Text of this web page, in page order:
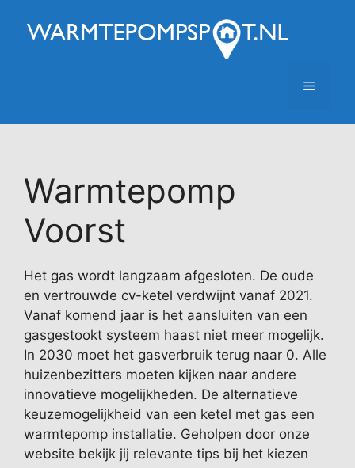
naar
Menu
Warmtepomp
Voorst
Het gas wordt langzaam afgesloten. De oude
en vertrouwde cv-ketel verdwijnt vanaf 2021.
Vanaf komend jaar is het aansluiten van een
gasgestookt systeem haast niet meer mogelijk.
In 2030 moet het gasverbruik terug naar 0. Alle
huizenbezitters moeten kijken naar andere
innovatieve mogelijkheden. De alternatieve
keuzemogelijkheid van een ketel met gas een
warmtepomp installatie. Geholpen door onze
website bekijk jij relevante tips bij het kiezen